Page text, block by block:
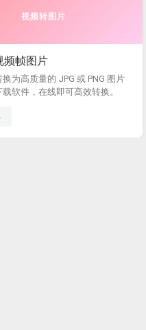
频转图片
频帧图片
为高质量的 JPG 或 PNG 图片
软件，在线即可高效转换。